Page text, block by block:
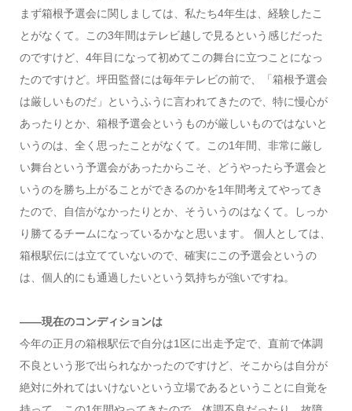
まず箱根予選会に関しましては、私たち4年生は、経験したこ
とがなくて。この3年間はテレビ越しで見るという感じだった
のですけど、4年目になって初めてこの舞台に立つことになっ
たのですけど。坪田監督には毎年テレビの前で、「箱根予選会
は厳しいものだ」というふうに言われてきたので、特に慢心が
あったりとか、箱根予選会というものが厳しいものではないと
いうのは、全く思ったことがなくて。この1年間、非常に厳し
い舞台という予選会があったからこそ、どうやったら予選会と
いうのを勝ち上がることができるのかを1年間考えてやってき
たので、自信がなかったりとか、そういうのはなくて。しっか
り勝てるチームになっているかなと思います。 個人としては、
箱根駅伝には立てていないので、確実にこの予選会というの
は、個人的にも通過したいという気持ちが強いですね。
――現在のコンディションは
今年の正月の箱根駅伝で自分は1区に出走予定で、直前で体調
不良という形で出られなかったのですけど、そこからは自分が
絶対に外れてはいけないという立場であるということに自覚を